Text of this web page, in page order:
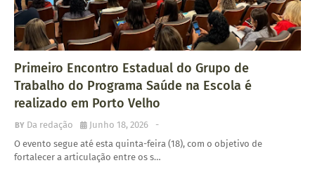
Primeiro Encontro Estadual do Grupo de
Trabalho do Programa Saúde na Escola é
realizado em Porto Velho
Da redação -
Junho 18, 2026
O evento segue até esta quinta-feira (18), com o objetivo de
fortalecer a articulação entre os s…